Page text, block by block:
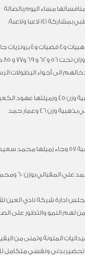
مساء اليوم بالصالة
141 لاعبا ولاعبة.
واستطاع جوجيتسو العين ان يحقق 4 ذهبيات و4 فضيات
الى أجواء البطولات
وحصد كل من وديمة اليافعي على ذهبية وزن 45 وزميلتها
ذهبية 48، في ما جاء محمد طلال الكعبي بذهبية وزن 46 وعمار حمد
وزن 66.
محمد الكعبي بوزن 94 وعذاري محمد الشامسي 63.
شركة نادي العين
تضمن لهم النمو والتطور على
الملونة وتمنى من
تحضير بدني ونفسي متكامل